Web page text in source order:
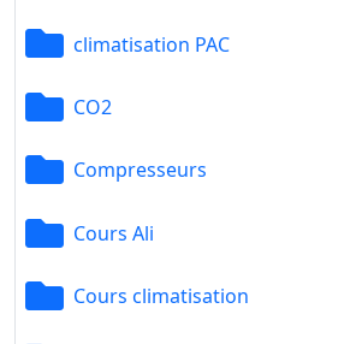
climatisation PAC
CO2
Compresseurs
Cours Ali
Cours climatisation